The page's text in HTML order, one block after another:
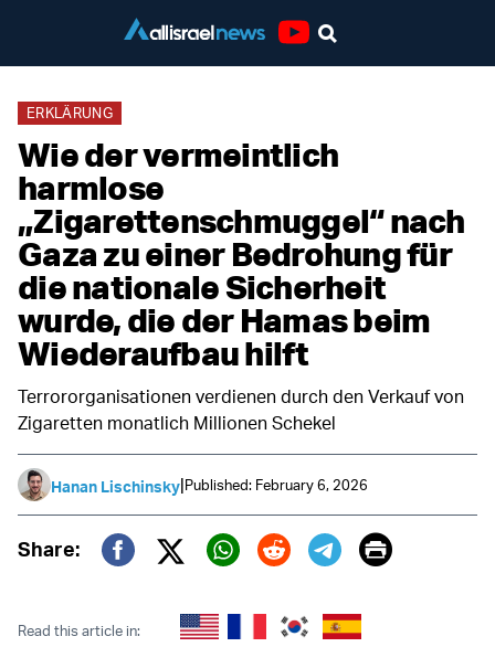
ERKLÄRUNG
Wie der vermeintlich
harmlose
„Zigarettenschmuggel“ nach
Gaza zu einer Bedrohung für
die nationale Sicherheit
wurde, die der Hamas beim
Wiederaufbau hilft
Terrororganisationen verdienen durch den Verkauf von
Zigaretten monatlich Millionen Schekel
Hanan Lischinsky|Published: February 6, 2026
Share:
Twitter (X)
Print
Read this article in: